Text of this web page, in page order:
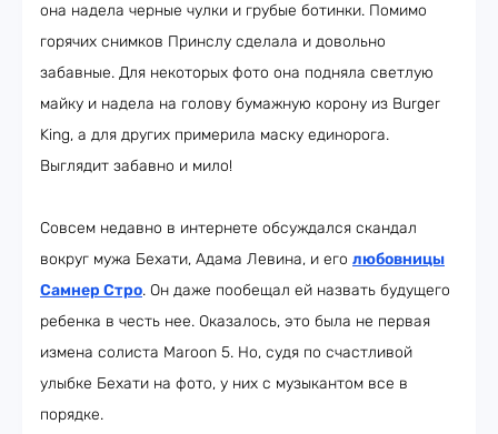
она надела черные чулки и грубые ботинки. Помимо
горячих снимков Принслу сделала и довольно
забавные. Для некоторых фото она подняла светлую
майку и надела на голову бумажную корону из Burger
King, а для других примерила маску единорога.
Выглядит забавно и мило!
Совсем недавно в интернете обсуждался скандал
вокруг мужа Бехати, Адама Левина, и его любовницы
Самнер Стро. Он даже пообещал ей назвать будущего
ребенка в честь нее. Оказалось, это была не первая
измена солиста Maroon 5. Но, судя по счастливой
улыбке Бехати на фото, у них с музыкантом все в
порядке.